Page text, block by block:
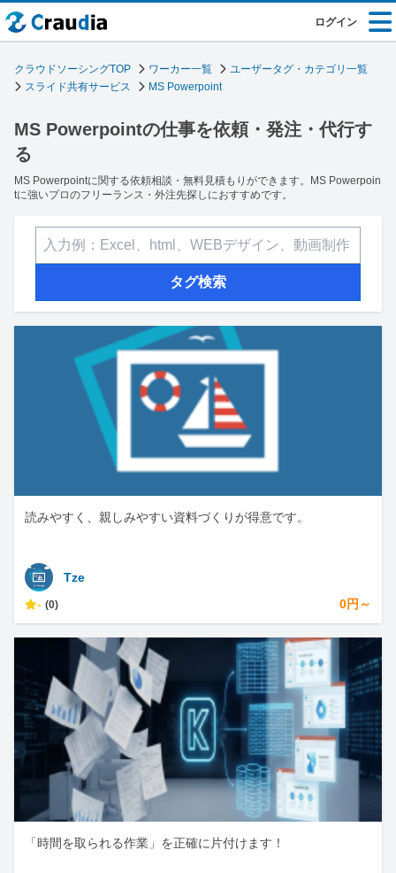
ログイン
クラウドソーシングTOP ワーカー一覧
ユーザータグ・カテゴリ一覧
スライド共有サービス
MS Powerpoint
MS Powerpointの仕事を依頼・発注・代行す
る
MS Powerpointに関する依頼相談・無料見積もりができます。MS Powerpoin
tに強いプロのフリーランス・外注先探しにおすすめです。
タグ検索
読みやすく、親しみやすい資料づくりが得意です。
Tze
- (0) 0円～
「時間を取られる作業」を正確に片付けます！